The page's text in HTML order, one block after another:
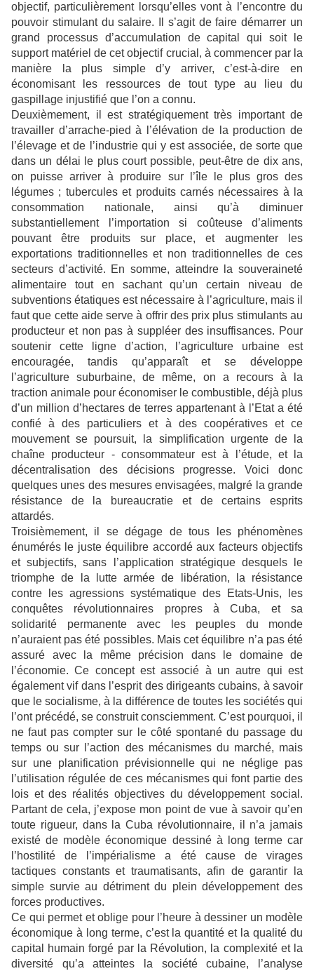
objectif, particulièrement lorsqu’elles vont à l’encontre du
pouvoir stimulant du salaire. Il s’agit de faire démarrer un
grand processus d’accumulation de capital qui soit le
support matériel de cet objectif crucial, à commencer par la
manière la plus simple d’y arriver, c’est-à-dire en
économisant les ressources de tout type au lieu du
gaspillage injustifié que l’on a connu.
Deuxièmement, il est stratégiquement très important de
travailler d’arrache-pied à l’élévation de la production de
l’élevage et de l’industrie qui y est associée, de sorte que
dans un délai le plus court possible, peut-être de dix ans,
on puisse arriver à produire sur l’île le plus gros des
légumes ; tubercules et produits carnés nécessaires à la
consommation nationale, ainsi qu’à diminuer
substantiellement l’importation si coûteuse d’aliments
pouvant être produits sur place, et augmenter les
exportations traditionnelles et non traditionnelles de ces
secteurs d’activité. En somme, atteindre la souveraineté
alimentaire tout en sachant qu’un certain niveau de
subventions étatiques est nécessaire à l’agriculture, mais il
faut que cette aide serve à offrir des prix plus stimulants au
producteur et non pas à suppléer des insuffisances. Pour
soutenir cette ligne d’action, l’agriculture urbaine est
encouragée, tandis qu’apparaît et se développe
l’agriculture suburbaine, de même, on a recours à la
traction animale pour économiser le combustible, déjà plus
d’un million d’hectares de terres appartenant à l’Etat a été
confié à des particuliers et à des coopératives et ce
mouvement se poursuit, la simplification urgente de la
chaîne producteur - consommateur est à l’étude, et la
décentralisation des décisions progresse. Voici donc
quelques unes des mesures envisagées, malgré la grande
résistance de la bureaucratie et de certains esprits
attardés.
Troisièmement, il se dégage de tous les phénomènes
énumérés le juste équilibre accordé aux facteurs objectifs
et subjectifs, sans l’application stratégique desquels le
triomphe de la lutte armée de libération, la résistance
contre les agressions systématique des Etats-Unis, les
conquêtes révolutionnaires propres à Cuba, et sa
solidarité permanente avec les peuples du monde
n’auraient pas été possibles. Mais cet équilibre n’a pas été
assuré avec la même précision dans le domaine de
l’économie. Ce concept est associé à un autre qui est
également vif dans l’esprit des dirigeants cubains, à savoir
que le socialisme, à la différence de toutes les sociétés qui
l’ont précédé, se construit consciemment. C’est pourquoi, il
ne faut pas compter sur le côté spontané du passage du
temps ou sur l’action des mécanismes du marché, mais
sur une planification prévisionnelle qui ne néglige pas
l’utilisation régulée de ces mécanismes qui font partie des
lois et des réalités objectives du développement social.
Partant de cela, j’expose mon point de vue à savoir qu’en
toute rigueur, dans la Cuba révolutionnaire, il n’a jamais
existé de modèle économique dessiné à long terme car
l’hostilité de l’impérialisme a été cause de virages
tactiques constants et traumatisants, afin de garantir la
simple survie au détriment du plein développement des
forces productives.
Ce qui permet et oblige pour l’heure à dessiner un modèle
économique à long terme, c’est la quantité et la qualité du
capital humain forgé par la Révolution, la complexité et la
diversité qu’a atteintes la société cubaine, l’analyse